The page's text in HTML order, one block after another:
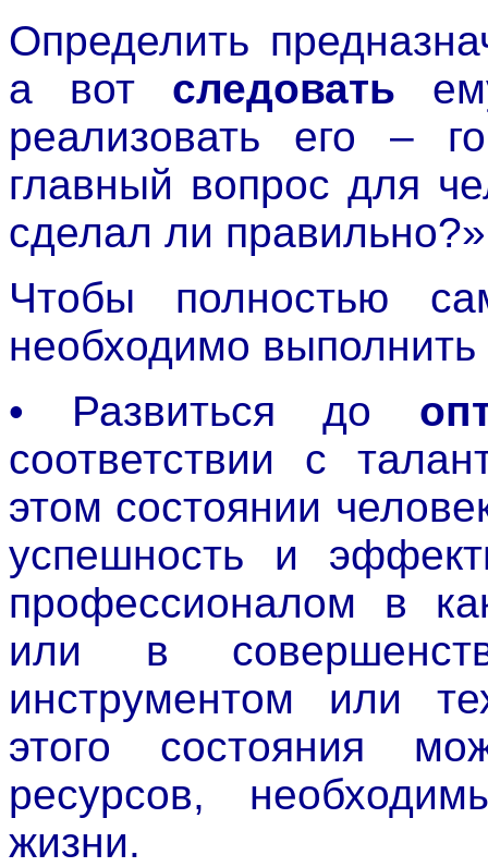
Определить
а вот следовать
реализовать его –
главный вопрос для
сделал ли
Чтобы полностью
необходимо
• Развиться до
соответствии с
этом состоянии
успешность и
профессионалом в
или в
инструментом или
этого состояния
ресурсов,
жизни.